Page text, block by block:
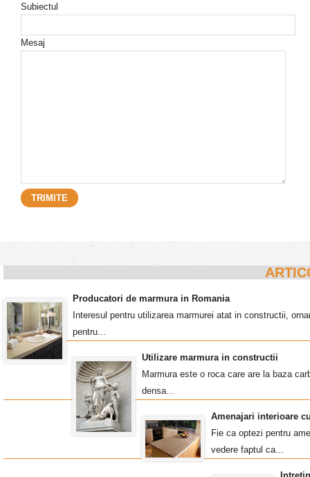
Subiectul
Mesaj
Producatori de marmura in Romania
Interesul pentru utilizarea marmurei atat in constructii,
pentru...
Utilizare marmura in constructii
Marmura este o roca care are la baza
densa...
Amenajari interioare
Fie ca optezi pentru
vedere faptul ca...